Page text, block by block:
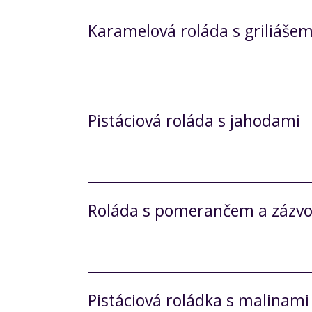
Karamelová roláda s griliášem
Pistáciová roláda s jahodami
Roláda s pomerančem a
Pistáciová roládka s malinami